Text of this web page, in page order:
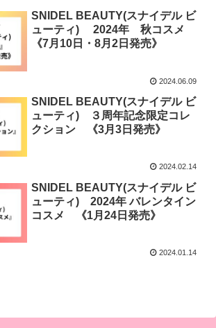
SNIDEL BEAUTY(スナイデル ビ
ューティ) 2024年 秋コスメ
《7月10日・8月2日発売》
2024.06.09
SNIDEL BEAUTY(スナイデル ビ
ューティ) ３周年記念限定コレ
クション 《3月3日発売》
2024.02.14
SNIDEL BEAUTY(スナイデル ビ
ューティ) 2024年 バレンタイン
コスメ 《1月24日発売》
2024.01.14